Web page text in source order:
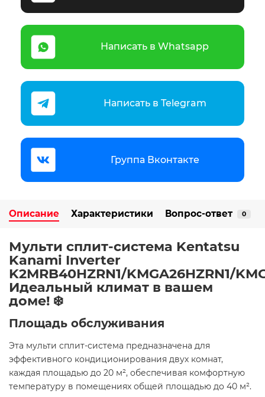
Написать в Whatsapp
Написать в Telegram
Группа Вконтакте
Описание Характеристики Вопрос-ответ 0
Мульти сплит-система Kentatsu
Kanami Inverter
K2MRB40HZRN1/KMGA26HZRN1/
Идеальный климат в вашем
доме! ❄️
Площадь обслуживания
Эта мульти сплит-система предназначена для
эффективного кондиционирования двух комнат,
каждая площадью до 20 м², обеспечивая комфортную
температуру в помещениях общей площадью до 40 м².​